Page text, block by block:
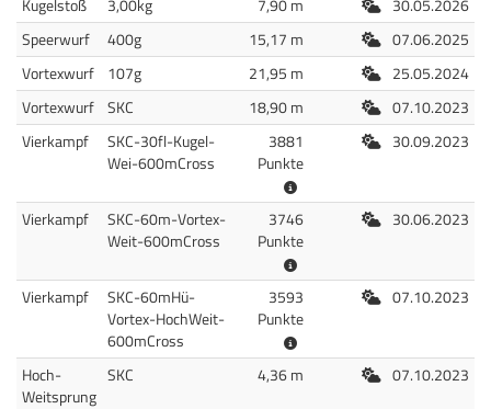
Kugelstoß
3,00kg 7,90 m
30.05.2026
Speerwurf
400g 15,17 m Freiluft
07.06.2025
Vortexwurf
107g 21,95 m Freiluft
25.05.2024
Vortexwurf SKC 18,90 m Freiluft
07.10.2023
Vierkampf
SKC-30fl-Kugel-
Wei-600mCross
3881
Punkte
Freiluft
30.09.2023
Vierkampf
SKC-60m-Vortex-
Weit-600mCross
3746
Punkte
Freiluft
30.06.2023
Vierkampf
SKC-60mHü-
Vortex-HochWeit-
600mCross
3593
Punkte
Freiluft
07.10.2023
Hoch-
Weitsprung
SKC 4,36 m Freiluft
07.10.2023